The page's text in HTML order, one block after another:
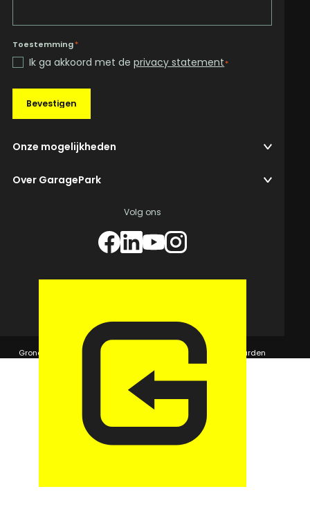
Toestemming*
Ik ga akkoord met deprivacy statement*
Bevestigen
Onze mogelijkheden
Over GaragePark
Volg ons
© 2026 GaragePark.
Grondposities
365Beheer & GaragePark Algemene voorwaarden